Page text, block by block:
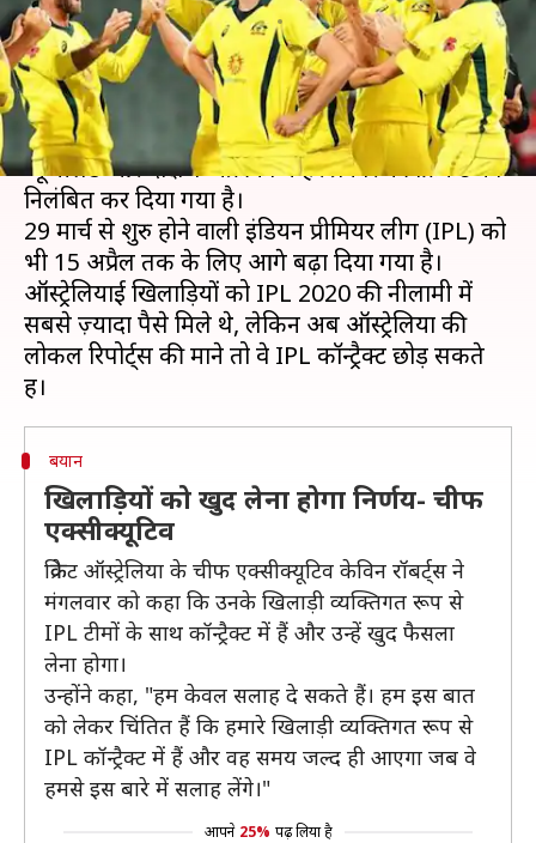
लेखन Neeraj Pandey Mar 17, 2020 05:08 pm
क्या है खबर?
कोरोना वायरस के चलते भारत, इंग्लैंड, ऑस्ट्रेलिया,
न्यूजीलैंड और दक्षिण अफ्रीका में हर प्रकार की क्रिकेट को
निलंबित कर दिया गया है।
29 मार्च से शुरु होने वाली इंडियन प्रीमियर लीग (IPL) को
भी 15 अप्रैल तक के लिए आगे बढ़ा दिया गया है।
ऑस्ट्रेलियाई खिलाड़ियों को IPL 2020 की नीलामी में
सबसे ज़्यादा पैसे मिले थे, लेकिन अब ऑस्ट्रेलिया की
लोकल रिपोर्ट्स की माने तो वे IPL कॉन्ट्रैक्ट छोड़ सकते
बयान
खिलाड़ियों को खुद लेना होगा निर्णय- चीफ
एक्सीक्यूटिव
क्रिकेट ऑस्ट्रेलिया के चीफ एक्सीक्यूटिव केविन रॉबर्ट्स ने
मंगलवार को कहा कि उनके खिलाड़ी व्यक्तिगत रूप से
IPL टीमों के साथ कॉन्ट्रैक्ट में हैं और उन्हें खुद फैसला
लेना होगा।
उन्होंने कहा, "हम केवल सलाह दे सकते हैं। हम इस बात
को लेकर चिंतित हैं कि हमारे खिलाड़ी व्यक्तिगत रूप से
IPL कॉन्ट्रैक्ट में हैं और वह समय जल्द ही आएगा जब वे
हमसे इस बारे में सलाह लेंगे।"
आपने 25% पढ़ लिया है